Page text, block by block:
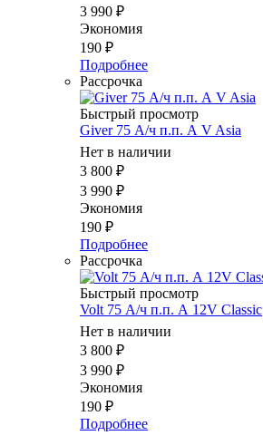
3 990 ₽
Экономия
190 ₽
Подробнее
Рассрочка
Быстрый просмотр
Giver 75 А/ч п.п. А V Asia
Нет в наличии
3 800 ₽
3 990 ₽
Экономия
190 ₽
Подробнее
Рассрочка
Быстрый просмотр
Volt 75 А/ч п.п. А 12V Classic
Нет в наличии
3 800 ₽
3 990 ₽
Экономия
190 ₽
Подробнее